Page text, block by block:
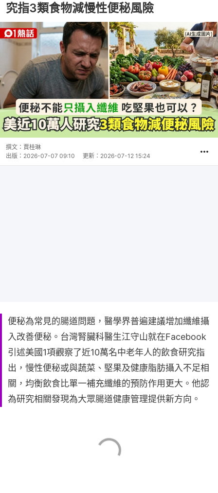
究指3類食物減慢性便秘風險
撰文： 賈桂琳
出版： 2026-07-07 09:10 更新： 2026-07-12 15:24
便秘為常見的腸道問題，醫學界普遍建議增加纖維攝
入改善便秘。台灣腎臟科醫生江守山就在Facebook
引述美國1項觀察了近10萬名中老年人的飲食研究指
出，慢性便秘或與蔬菜、堅果及健康脂肪攝入不足相
關，均衡飲食比單一補充纖維的預防作用更大。他認
為研究相關發現為大眾腸道健康管理提供新方向。